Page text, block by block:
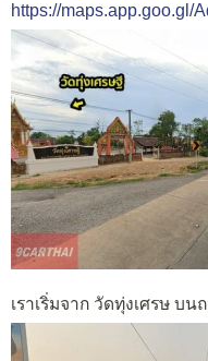
https://maps.app.goo.gl/
เราเริ่มจาก วัดทุ่งเศรษ บ